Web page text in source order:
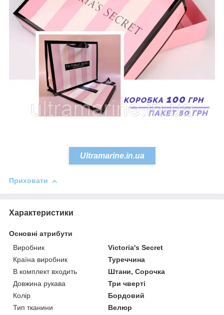
Ultramarine.in.ua
Приховати
Характеристики
Основні атрибути
Виробник
Victoria's Secret
Країна виробник
Туреччина
В комплект входить
Штани, Сорочка
Довжина рукава
Три чверті
Колір
Бордовий
Тип тканини
Велюр